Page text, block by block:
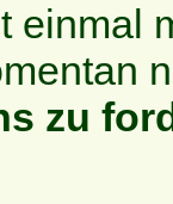
einmal
zu